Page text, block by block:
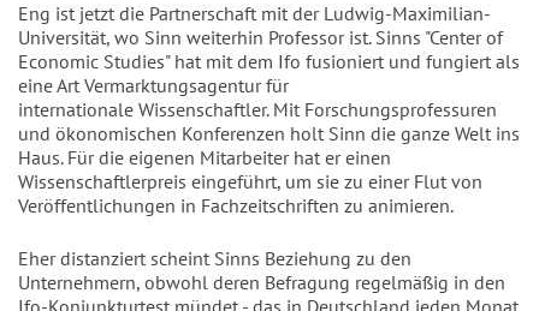
Eng ist jetzt die Partnerschaft mit der Ludwig-Maximilian-
Universität, wo Sinn weiterhin Professor ist. Sinns "Center of
Economic Studies" hat mit dem Ifo fusioniert und fungiert als
eine Art Vermarktungsagentur für
internationale Wissenschaftler. Mit Forschungsprofessuren
und ökonomischen Konferenzen holt Sinn die ganze Welt ins
Haus. Für die eigenen Mitarbeiter hat er einen
Wissenschaftlerpreis eingeführt, um sie zu einer Flut von
Veröffentlichungen in Fachzeitschriften zu animieren.
Eher distanziert scheint Sinns Beziehung zu den
Unternehmern, obwohl deren Befragung regelmäßig in den